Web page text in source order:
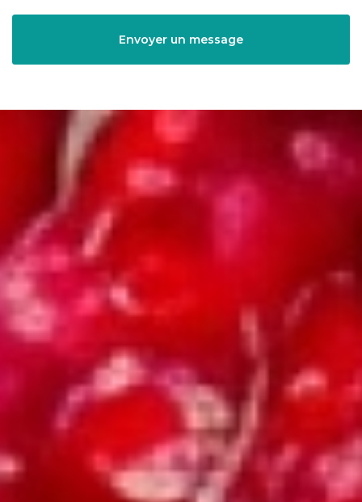
Envoyer un message